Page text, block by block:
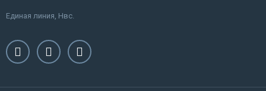
Единая линия, Нвс.